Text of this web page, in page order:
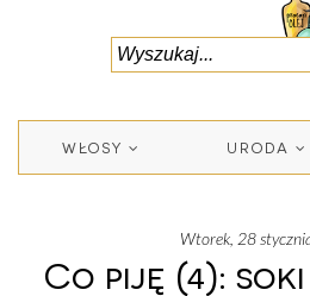
WŁOSY URODA
wtorek, 28
Co piję (4):